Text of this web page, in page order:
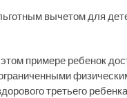
вычетом для
примере ребенок
третьего